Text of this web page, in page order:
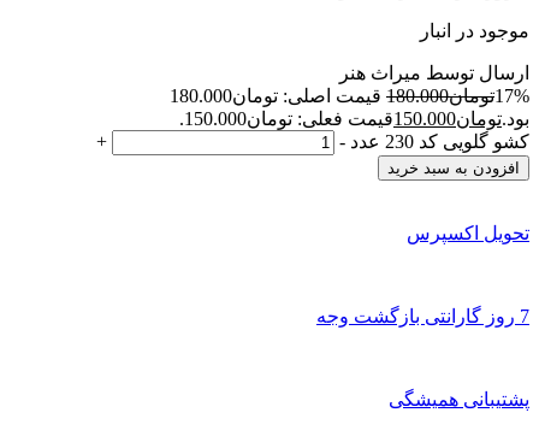
موجود در انبار
ارسال توسط میراث هنر
17%تومان180.000
قیمت اصلی: تومان180.000
بود.تومان150.000قیمت فعلی: تومان150.000.
کشو گلویی کد 230 عدد
-
+
افزودن به سبد خرید
تحویل اکسپرس
7 روز گارانتی بازگشت وجه
پشتیبانی همیشگی